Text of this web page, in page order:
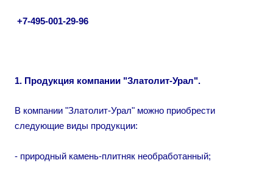
+7-495-001-29-96
1. Продукция компании "Златолит-Урал".
В компании "Златолит-Урал" можно приобрести
следующие виды продукции:
- природный камень-плитняк необработанный;